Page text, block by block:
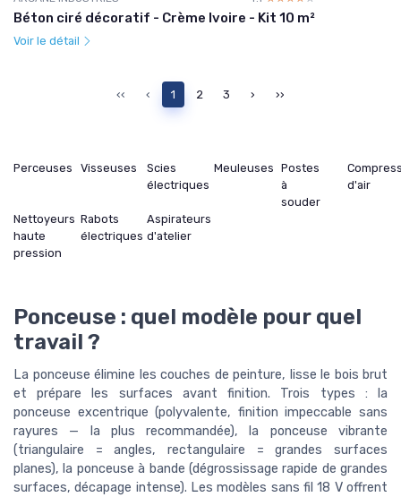
Béton ciré décoratif - Crème Ivoire - Kit 10 m²
Voir le détail
‹‹ ‹ 1 2 3 › ››
Perceuses Visseuses
Scies
électriques
Meuleuses Postes
à
souder
d'air
Nettoyeurs
haute
pression
Rabots
électriques
Aspirateurs
d'atelier
Ponceuse : quel modèle pour quel
travail ?
La ponceuse élimine les couches de peinture, lisse le bois brut
et prépare les surfaces avant finition. Trois types : la
ponceuse excentrique (polyvalente, finition impeccable sans
rayures — la plus recommandée), la ponceuse vibrante
(triangulaire = angles, rectangulaire = grandes surfaces
planes), la ponceuse à bande (dégrossissage rapide de grandes
surfaces, décapage intense). Les modèles sans fil 18 V offrent